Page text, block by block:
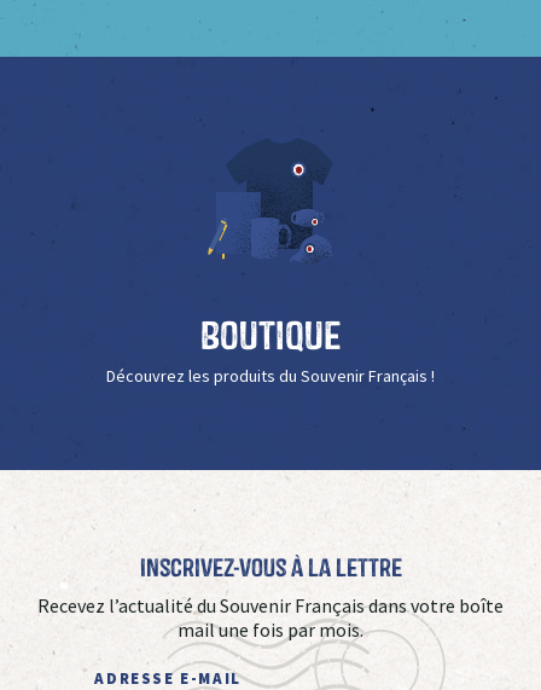
Boutique
Découvrez les produits du Souvenir Français !
Inscrivez-vous à La Lettre
Recevez l’actualité du Souvenir Français dans votre boîte
mail une fois par mois.
ADRESSE E-MAIL